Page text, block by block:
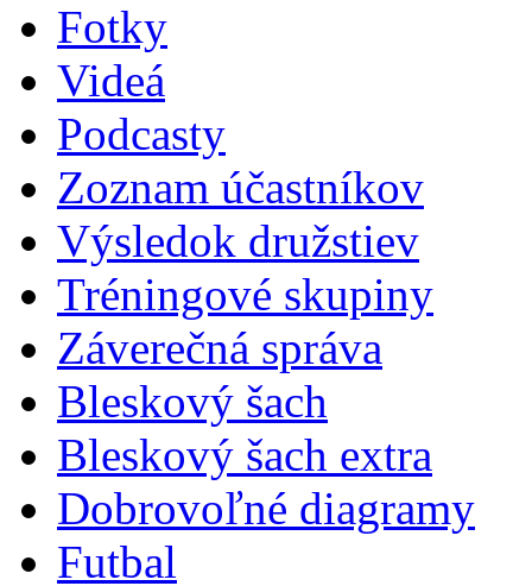
Fotky
Videá
Podcasty
Zoznam účastníkov
Výsledok družstiev
Tréningové skupiny
Záverečná správa
Bleskový šach
Bleskový šach extra
Dobrovoľné diagramy
Futbal